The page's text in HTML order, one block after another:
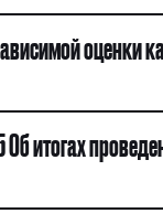
оценки
итогах